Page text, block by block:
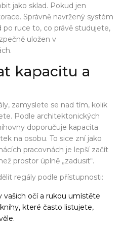
jako sklad. Pokud jen
Správně navržený systém
ruce to, co právě studujete,
uložen v
kapacitu a
zamyslete se nad tím, kolik
Podle architektonických
doporučuje kapacita
na osobu. To sice zní jako
pracovnách je lepší začít
prostor úplně „zadusit“.
regály podle přístupnosti:
vašich očí a rukou umístěte
které často listujete,